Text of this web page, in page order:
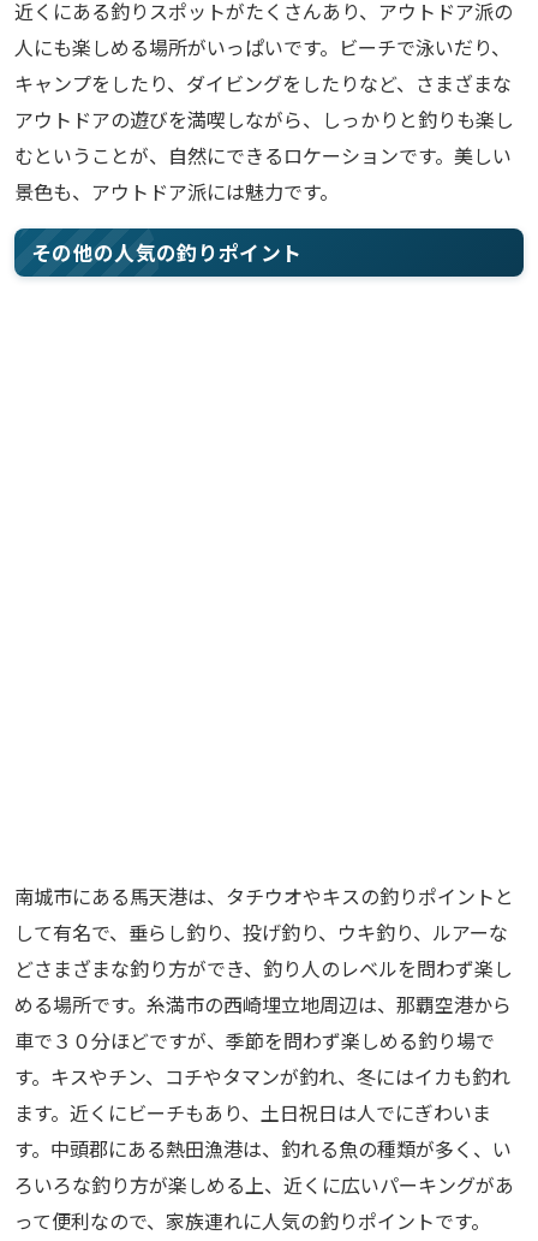
近くにある釣りスポットがたくさんあり、アウトドア派の
人にも楽しめる場所がいっぱいです。ビーチで泳いだり、
キャンプをしたり、ダイビングをしたりなど、さまざまな
アウトドアの遊びを満喫しながら、しっかりと釣りも楽し
むということが、自然にできるロケーションです。美しい
景色も、アウトドア派には魅力です。
その他の人気の釣りポイント
南城市にある馬天港は、タチウオやキスの釣りポイントと
して有名で、垂らし釣り、投げ釣り、ウキ釣り、ルアーな
どさまざまな釣り方ができ、釣り人のレベルを問わず楽し
める場所です。糸満市の西崎埋立地周辺は、那覇空港から
車で３０分ほどですが、季節を問わず楽しめる釣り場で
す。キスやチン、コチやタマンが釣れ、冬にはイカも釣れ
ます。近くにビーチもあり、土日祝日は人でにぎわいま
す。中頭郡にある熱田漁港は、釣れる魚の種類が多く、い
ろいろな釣り方が楽しめる上、近くに広いパーキングがあ
って便利なので、家族連れに人気の釣りポイントです。